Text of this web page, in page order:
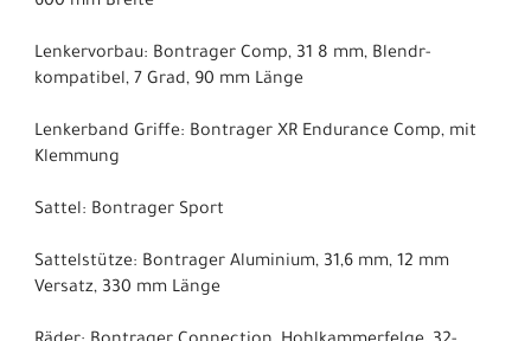
Lenkervorbau: Bontrager Comp, 31 8 mm, Blendr-
kompatibel, 7 Grad, 90 mm Länge
Lenkerband Griffe: Bontrager XR Endurance Comp, mit
Klemmung
Sattel: Bontrager Sport
Sattelstütze: Bontrager Aluminium, 31,6 mm, 12 mm
Versatz, 330 mm Länge